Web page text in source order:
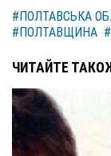
#ПОЛТАВСЬКА
#ПОЛТАВЩИНА
ЧИТАЙТЕ